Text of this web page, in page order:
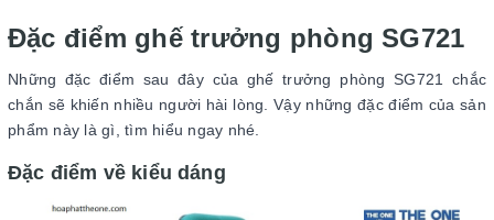
Đặc điểm ghế trưởng phòng SG721
Những đặc điểm sau đây của ghế trưởng phòng SG721 chắc
chắn sẽ khiến nhiều người hài lòng. Vậy những đặc điểm của sản
phẩm này là gì, tìm hiểu ngay nhé.
Đặc điểm về kiểu dáng